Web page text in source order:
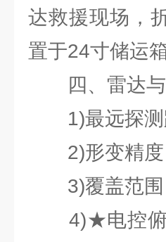
达救援现场，
置于24寸储运
四、雷达与
1)最远探测
2)形变精度
3)覆盖范围
4)★电控俯仰